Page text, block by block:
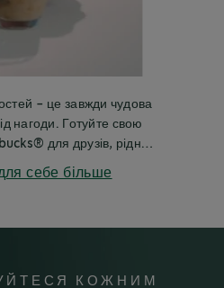
- це завжди чудова
нагоди. Готуйте свою
для друзів, рідних
себе більше
КОЖНИМ